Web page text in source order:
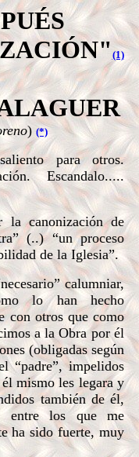
(1)
) (*)
para otros.
Escandalo.....
canonización de
(..) “un proceso
de la Iglesia”.
calumniar,
lo han hecho
con otros que como
a la Obra por él
(obligadas según
“padre”, impelidos
mismo les legara y
también de él,
entre los que me
ha sido fuerte, muy